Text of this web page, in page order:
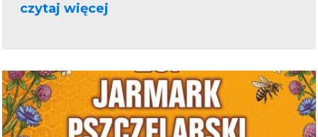
czytaj więcej